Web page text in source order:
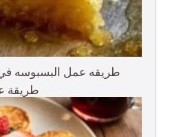
طريقه عمل البسبوسه
طريقة